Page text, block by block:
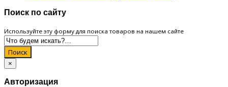
Поиск по сайту
Используйте эту форму для поиска товаров на нашем сайте
Поиск
×
Авторизация